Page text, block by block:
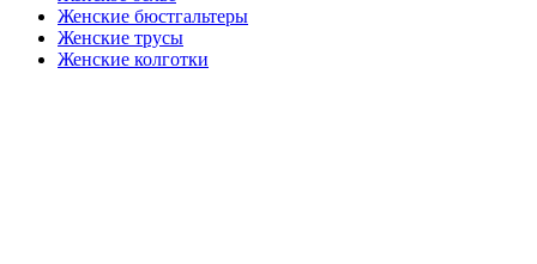
Женские бюстгальтеры
Женские трусы
Женские колготки